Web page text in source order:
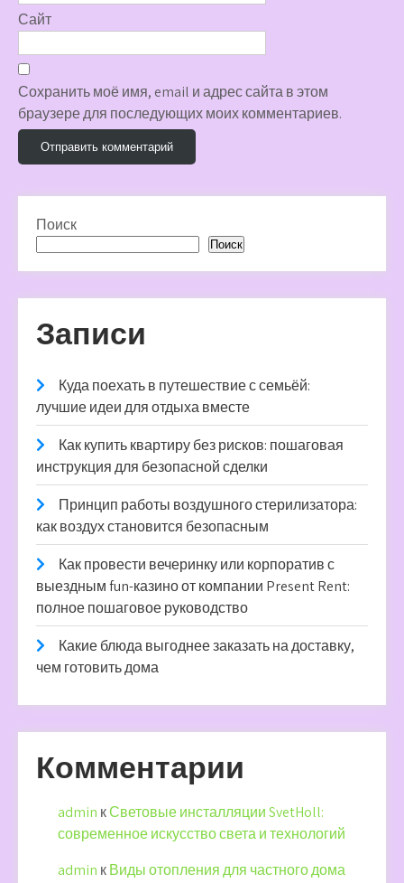
Сайт
Сохранить моё имя, email и адрес сайта в этом
браузере для последующих моих комментариев.
Поиск
Поиск
Записи
Куда поехать в путешествие с семьёй:
лучшие идеи для отдыха вместе
Как купить квартиру без рисков: пошаговая
инструкция для безопасной сделки
Принцип работы воздушного стерилизатора:
как воздух становится безопасным
Как провести вечеринку или корпоратив с
выездным fun-казино от компании Present Rent:
полное пошаговое руководство
Какие блюда выгоднее заказать на доставку,
чем готовить дома
Комментарии
admin кСветовые инсталляции SvetHoll:
современное искусство света и технологий
admin кВиды отопления для частного дома